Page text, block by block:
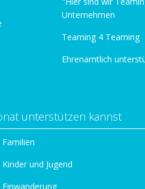
Unternehmen
Teaming 4 Teaming
Ehrenamtlich
unterstützen kannst
Familien
Kinder und Jugend
Einwanderung